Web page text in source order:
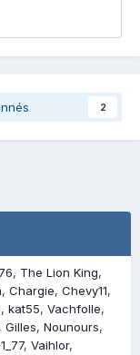
2
The Lion King
Chargie Chevy11
kat55 Vachfolle
Gilles Nounours
Vaihlor